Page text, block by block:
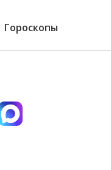
Гороскопы